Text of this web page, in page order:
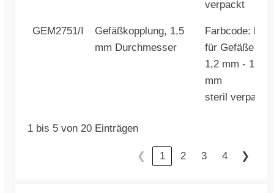
verpackt
GEM2751/I
Gefäßkopplung, 1,5
mm Durchmesser
Farbcode: blau
für Gefäße von
1,2 mm - 1,8
mm
steril verpackt
1 bis 5 von 20 Einträgen
❮ 1 2 3 4 ❯